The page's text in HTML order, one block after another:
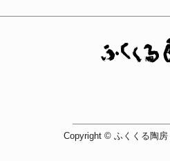
Copyright © ふくくる陶房